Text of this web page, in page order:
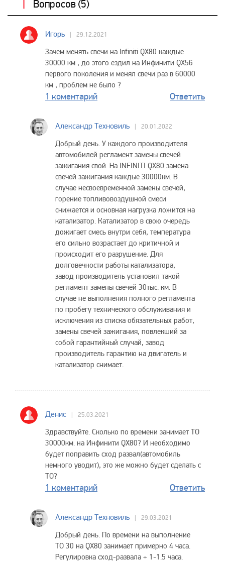
Вопросов (5)
Игорь 29.12.2021
Зачем менять свечи на Infiniti QX80 каждые
30000 км , до этого ездил на Инфинити QX56
первого поколения и менял свечи раз в 60000
км , проблем не было ?
1 коментарий Ответить
Александр Техновиль 20.01.2022
Добрый день. У каждого производителя
автомобилей регламент замены свечей
зажигания свой. На INFINITI QX80 замена
свечей зажигания каждые 30000км. В
случае несвоевременной замены свечей,
горение топливовоздушной смеси
снижается и основная нагрузка ложится на
катализатор. Катализатор в свою очередь
дожигает смесь внутри себя, температура
его сильно возрастает до критичной и
происходит его разрушение. Для
долговечности работы катализатора,
завод производитель установил такой
регламент замены свечей 30тыс. км. В
случае не выполнения полного регламента
по пробегу технического обслуживания и
исключения из списка обязательных работ,
замены свечей зажигания, повлекший за
собой гарантийный случай, завод
производитель гарантию на двигатель и
катализатор снимает.
Денис 25.03.2021
Здравствуйте. Сколько по времени занимает ТО
30000км. на Инфинити QX80? И необходимо
будет поправить сход развал(автомобиль
немного уводит), это же можно будет сделать с
ТО?
1 коментарий Ответить
Александр Техновиль 29.03.2021
Добрый день. По времени на выполнение
ТО 30 на QX80 занимает примерно 4 часа.
Регулировка сход-развала + 1-1.5 часа.